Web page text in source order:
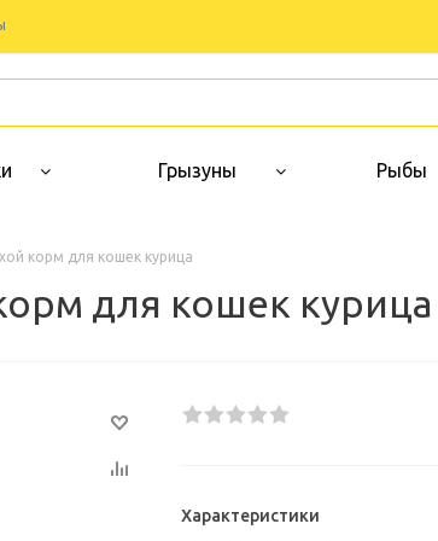
Грызуны Рыбы
корм для кошек курица
корм для кошек курица
Характеристики